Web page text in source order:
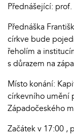
Přednášející: prof.
Přednáška
církve bude
řeholím a
s důrazem na
Místo konání:
církevního umění
Západočeského
Začátek v 17:00 ,